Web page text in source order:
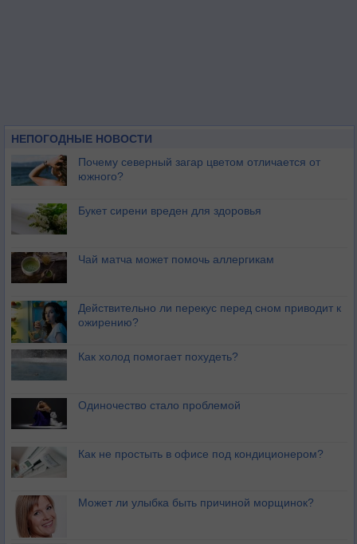
НЕПОГОДНЫЕ НОВОСТИ
Почему северный загар цветом отличается от
южного?
Букет сирени вреден для здоровья
Чай матча может помочь аллергикам
Действительно ли перекус перед сном приводит к
ожирению?
Как холод помогает похудеть?
Одиночество стало проблемой
Как не простыть в офисе под кондиционером?
Может ли улыбка быть причиной морщинок?